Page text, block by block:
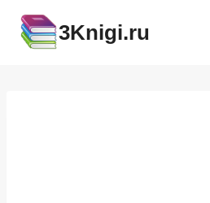
содержимому
3Knigi.ru